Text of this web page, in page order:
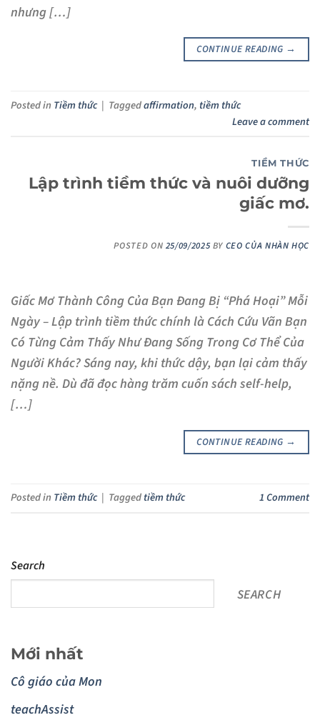
nhưng […]
CONTINUE READING →
Posted in Tiềm thức | Taggedaffirmation, tiềm thức
Leave a comment
TIỀM THỨC
Lập trình tiềm thức và nuôi dưỡng
giấc mơ.
POSTED ON 25/09/2025 BY CEO CỦA NHÀN HỌC
Giấc Mơ Thành Công Của Bạn Đang Bị “Phá Hoại” Mỗi
Ngày – Lập trình tiềm thức chính là Cách Cứu Vãn Bạn
Có Từng Cảm Thấy Như Đang Sống Trong Cơ Thể Của
Người Khác? Sáng nay, khi thức dậy, bạn lại cảm thấy
nặng nề. Dù đã đọc hàng trăm cuốn sách self-help,
[…]
CONTINUE READING →
Posted in Tiềm thức | Taggedtiềm thức 1Comment
Search
SEARCH
Mới nhất
Cô giáo của Mon
teachAssist